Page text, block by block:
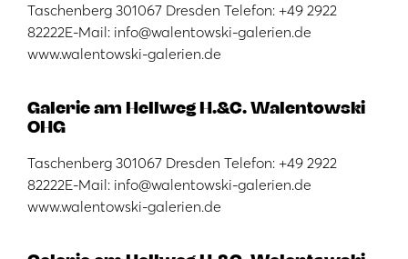
Taschenberg 301067 Dresden Telefon: +49 2922
82222E-Mail: info@walentowski-galerien.de
www.walentowski-galerien.de
Galerie am Hellweg H.&C. Walentowski
OHG
Taschenberg 301067 Dresden Telefon: +49 2922
82222E-Mail: info@walentowski-galerien.de
www.walentowski-galerien.de